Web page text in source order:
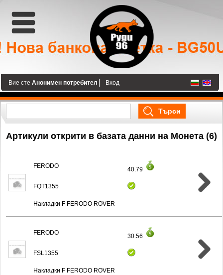
Вие сте Анонимен потребител Вход
Артикули открити в базата данни на Монета (6)
FERODO 40.79
FQT1355
Накладки F FERODO ROVER
FERODO 30.56
FSL1355
Накладки F FERODO ROVER